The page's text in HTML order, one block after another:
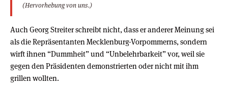
(Hervorhebung von uns.)
Auch Georg Streiter schreibt nicht, dass er anderer Meinung sei
als die Repräsentanten Mecklenburg-Vorpommerns, sondern
wirft ihnen “Dummheit” und “Unbelehrbarkeit” vor, weil sie
gegen den Präsidenten demonstrierten oder nicht mit ihm
grillen wollten.